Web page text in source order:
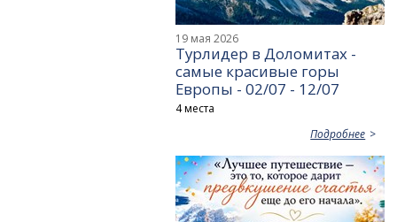
19 мая 2026
Турлидер в Доломитах -
самые красивые горы
Европы - 02/07 - 12/07
4 места
Подробнее